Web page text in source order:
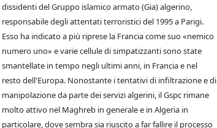
dissidenti del Gruppo islamico armato (Gia) algerino,
responsabile degli attentati terroristici del 1995 a Parigi.
Esso ha indicato a più riprese la Francia come suo «nemico
numero uno» e varie cellule di simpatizzanti sono state
smantellate in tempo negli ultimi anni, in Francia e nel
resto dell'Europa. Nonostante i tentativi di infiltrazione e di
manipolazione da parte dei servizi algerini, il Gspc rimane
molto attivo nel Maghreb in generale e in Algeria in
particolare, dove sembra sia riuscito a far fallire il processo